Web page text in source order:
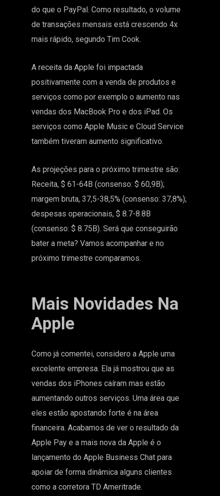
do que o PayPal. Como resultado, o volume
de transações mensais está crescendo 4x
mais rápido, segundo Tim Cook.
A receita da Apple foi impactada
positivamente com a venda de produtos e
serviços como por exemplo o aumento nas
vendas dos MacBook Pro e dos iPad. Os
serviços como Apple Music e Cloud Service
também tiveram aumento significativo.
As projeções para o próximo trimestre são:
Receita, $ 61-64B (consenso: $ 60,9B);
margem bruta, 37,5-38,5% (consenso: 37,8%);
despesas operacionais, $ 8.7-8.8B
(consenso: $ 8.75B). Será que conseguirão
bater a meta? Vamos acompanhar e no
próximo trimestre comparamos.
Mais Novidades Na
Apple
Como já comentei, considero a Apple uma
excelente empresa. Ela já mostrou que as
vendas dos iPhones caíram mas estão
aumentando outros serviços. Uma área que
eles estão apostando forte é na área
financeira. Acabamos de ver o resultado da
Apple Pay e a mais nova da Apple é o
lançamento do Apple Business Chat para
apoiar de forma dinâmica alguns clientes
como a corretora TD Ameritrade.